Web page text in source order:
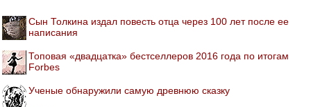
Сын Толкина издал повесть отца через 100 лет после ее
написания
Топовая «двадцатка» бестселлеров 2016 года по итогам
Forbes
Ученые обнаружили самую древнюю сказку